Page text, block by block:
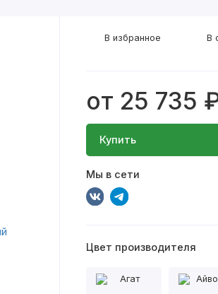
от 25 735
Купить
Мы в сети
В избранное В
Цвет производителя